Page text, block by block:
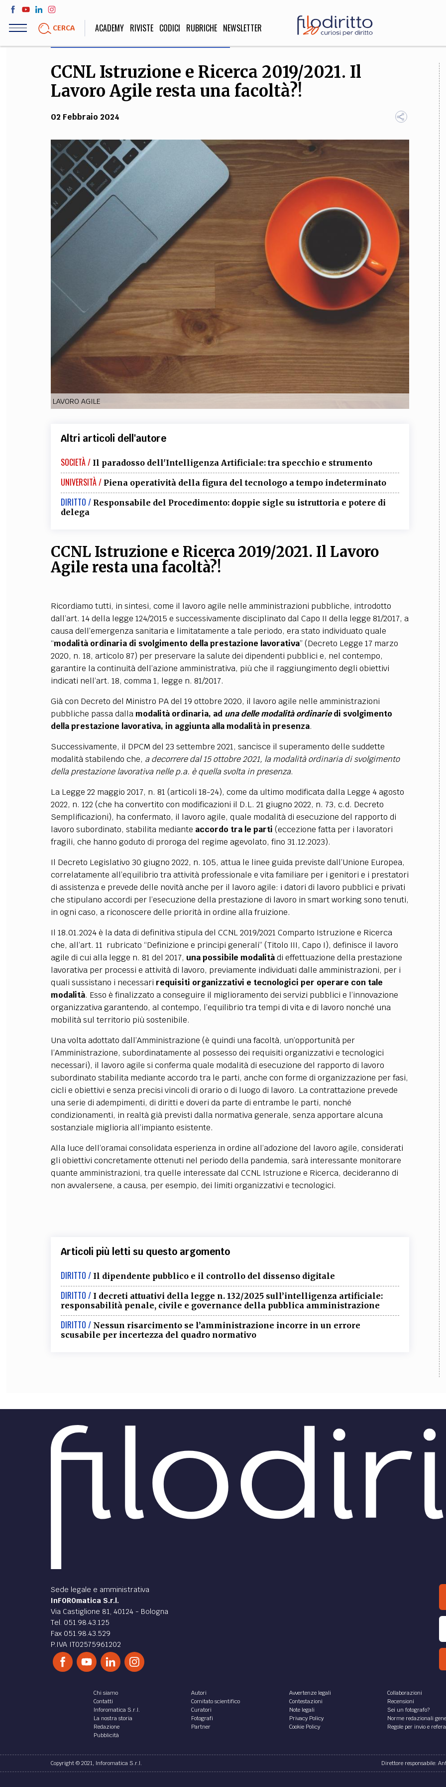
Salta
contenuto
CERCA ACADEMY RIVISTE CODICI RUBRICHE NEWSLETTER
LIFE STYLE
Sport, Cucina, Viaggi,
SOCIETÀ
Politica, Attualità,
STORIA E FILOSOFIA
Scienze storiche,
umanistiche, Religione
INNOVAZIONE
Scienze informatiche,
Architettura, Ingegneria
FILODIRITTO REDAZIONE COMITATO SCIENTIFICO CURATORI
EXTRA
CODICI RUBRICHE PUBBLICITÀ CONTATTI
SOCIAL MEDIA
CCNL Istruzione e Ricerca 2019/2021. Il
Lavoro Agile resta una facoltà?!
02 Febbraio 2024
LAVORO AGILE
Altri articoli dell'autore
SOCIETÀ / Il paradosso dell'Intelligenza Artificiale: tra specchio e strumento
UNIVERSITÀ / Piena operatività della figura del tecnologo a tempo indeterminato
DIRITTO / Responsabile del Procedimento: doppie sigle su istruttoria e potere di
delega
CCNL Istruzione e Ricerca 2019/2021. Il Lavoro
Agile resta una facoltà?!
Ricordiamo tutti, in sintesi, come il lavoro agile nelle amministrazioni pubbliche, introdotto
dall’art. 14 della legge 124/2015 e successivamente disciplinato dal Capo II della legge 81/2017, a
causa dell’emergenza sanitaria e limitatamente a tale periodo, era stato individuato quale
“modalità ordinaria di svolgimento della prestazione lavorativa” (Decreto Legge 17 marzo
2020, n. 18, articolo 87) per preservare la salute dei dipendenti pubblici e, nel contempo,
garantire la continuità dell’azione amministrativa, più che il raggiungimento degli obiettivi
indicati nell’art. 18, comma 1, legge n. 81/2017.
Già con Decreto del Ministro PA del 19 ottobre 2020, il lavoro agile nelle amministrazioni
pubbliche passa dalla modalità ordinaria, ad una delle modalità ordinariedi svolgimento
della prestazione lavorativa, in aggiunta alla modalità in presenza.
Successivamente, il DPCM del 23 settembre 2021, sancisce il superamento delle suddette
modalità stabilendo che, a decorrere dal 15 ottobre 2021, la modalità ordinaria di svolgimento
della prestazione lavorativa nelle p.a. è quella svolta in presenza.
La Legge 22 maggio 2017, n. 81 (articoli 18-24), come da ultimo modificata dalla Legge 4 agosto
2022, n. 122 (che ha convertito con modificazioni il D.L. 21 giugno 2022, n. 73, c.d. Decreto
Semplificazioni), ha confermato, il lavoro agile, quale modalità di esecuzione del rapporto di
lavoro subordinato, stabilita mediante accordo tra le parti (eccezione fatta per i lavoratori
fragili, che hanno goduto di proroga del regime agevolato, fino 31.12.2023).
Il Decreto Legislativo 30 giugno 2022, n. 105, attua le linee guida previste dall’Unione Europea,
correlatamente all’equilibrio tra attività professionale e vita familiare per i genitori e i prestatori
di assistenza e prevede delle novità anche per il lavoro agile: i datori di lavoro pubblici e privati
che stipulano accordi per l’esecuzione della prestazione di lavoro in smart working sono tenuti,
in ogni caso, a riconoscere delle priorità in ordine alla fruizione.
Il 18.01.2024 è la data di definitiva stipula del CCNL 2019/2021 Comparto Istruzione e Ricerca
che, all’art. 11 rubricato “Definizione e principi generali” (Titolo III, Capo I), definisce il lavoro
agile di cui alla legge n. 81 del 2017, una possibile modalitàdi effettuazione della prestazione
lavorativa per processi e attività di lavoro, previamente individuati dalle amministrazioni, per i
quali sussistano i necessari requisiti organizzativi e tecnologici per operare con tale
modalità. Esso è finalizzato a conseguire il miglioramento dei servizi pubblici e l’innovazione
organizzativa garantendo, al contempo, l’equilibrio tra tempi di vita e di lavoro nonché una
mobilità sul territorio più sostenibile.
Una volta adottato dall’Amministrazione (è quindi una facoltà, un’opportunità per
l’Amministrazione, subordinatamente al possesso dei requisiti organizzativi e tecnologici
necessari), il lavoro agile si conferma quale modalità di esecuzione del rapporto di lavoro
subordinato stabilita mediante accordo tra le parti, anche con forme di organizzazione per fasi,
cicli e obiettivi e senza precisi vincoli di orario o di luogo di lavoro. La contrattazione prevede
una serie di adempimenti, di diritti e doveri da parte di entrambe le parti, nonché
condizionamenti, in realtà già previsti dalla normativa generale, senza apportare alcuna
sostanziale miglioria all’impianto esistente.
Alla luce dell’oramai consolidata esperienza in ordine all’adozione del lavoro agile, considerati
gli obiettivi concretamente ottenuti nel periodo della pandemia, sarà interessante monitorare
quante amministrazioni, tra quelle interessate dal CCNL Istruzione e Ricerca, decideranno di
non avvalersene, a causa, per esempio, dei limiti organizzativi e tecnologici.
Articoli più letti su questo argomento
DIRITTO / Il dipendente pubblico e il controllo del dissenso digitale
DIRITTO / I decreti attuativi della legge n. 132/2025 sull’intelligenza artificiale:
responsabilità penale, civile e governance della pubblica amministrazione
DIRITTO / Nessun risarcimento se l’amministrazione incorre in un errore
scusabile per incertezza del quadro normativo
Sede legale e amministrativa
InFOROmatica S.r.l.
Via Castiglione 81, 40124 - Bologna
Tel. 051.98.43.125
Fax 051.98.43.529
P.IVA IT02575961202
Chi siamo
Contatti
Inforomatica S.r.l.
La nostra storia
Redazione
Pubblicità
Autori
Comitato scientifico
Curatori
Fotografi
Partner
Avvertenze legali
Contestazioni
Note legali
Privacy Policy
Cookie Policy
Collaborazioni
Recensioni
Sei un fotografo?
Norme redazionali
Regole per invio e
Copyright © 2021, Inforomatica S.r.l. Direttore responsabile: